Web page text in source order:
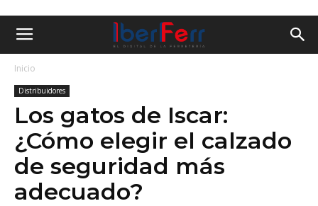
Inicio
Distribuidores
Los gatos de Iscar:
¿Cómo elegir el calzado
de seguridad más
adecuado?